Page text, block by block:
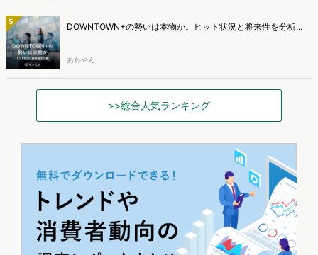
5 DOWNTOWN+の勢いは本物か。ヒット状況と将来性を分析...
あわやん
>>総合人気ランキング